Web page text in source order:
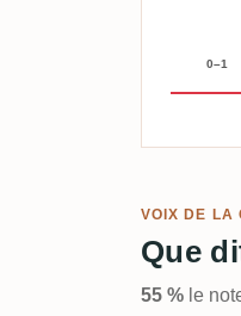
0–1
VOIX DE LA
Que
55 % le